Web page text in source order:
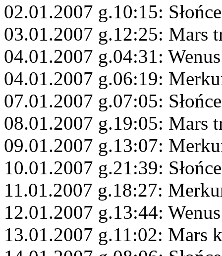
02.01.2007 g.10:15:
03.01.2007 g.12:25: Mars
04.01.2007 g.04:31:
04.01.2007 g.06:19:
07.01.2007 g.07:05:
08.01.2007 g.19:05: Mars
09.01.2007 g.13:07:
10.01.2007 g.21:39:
11.01.2007 g.18:27:
12.01.2007 g.13:44:
13.01.2007 g.11:02: Mars